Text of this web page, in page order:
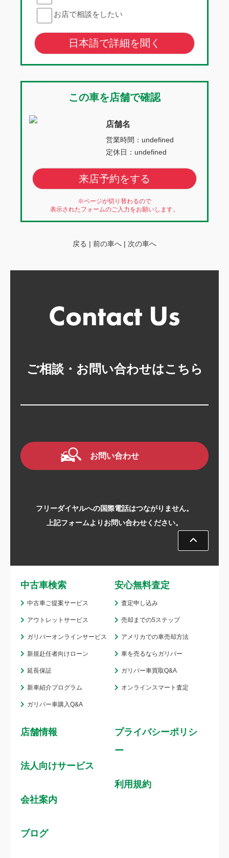
お店で相談をしたい
日本語で詳細を聞く
この車を店舗で確認
店舗名
営業時間：undefined
定休日：undefined
来店予約をする
※ページが切り替わるので
表示されたフォームのご入力をお願いします。
戻る | 前の車へ | 次の車へ
ご相談・お問い合わせはこちら
お問い合わせ
フリーダイヤルへの国際電話はつながりません。
上記フォームよりお問い合わせください。
中古車検索
中古車ご提案サービス
アウトレットサービス
ガリバーオンラインサービス
新規赴任者向けローン
延長保証
新車紹介プログラム
ガリバー車購入Q&A
安心無料査定
査定申し込み
売却までの5ステップ
アメリカでの車売却方法
車を売るならガリバー
ガリバー車買取Q&A
オンラインスマート査定
店舗情報
法人向けサービス
会社案内
ブログ
プライバシーポリシ
ー
利用規約